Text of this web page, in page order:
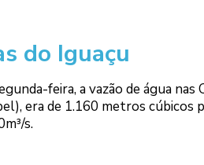
do Iguaçu
feira, a vazão de água
era de 1.160 metros cúbicos
s.